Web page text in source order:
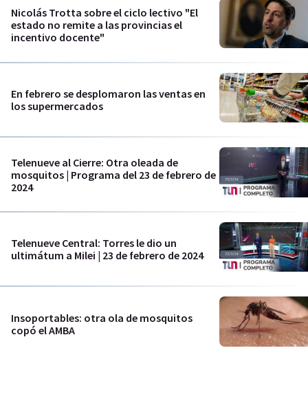
Nicolás Trotta sobre el ciclo lectivo "El
estado no remite a las provincias el
incentivo docente"
En febrero se desplomaron las ventas en
los supermercados
Telenueve al Cierre: Otra oleada de
mosquitos | Programa del 23 de febrero de
2024
Telenueve Central: Torres le dio un
ultimátum a Milei | 23 de febrero de 2024
Insoportables: otra ola de mosquitos
copó el AMBA